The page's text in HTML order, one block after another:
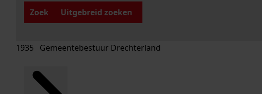
Zoek
Uitgebreid zoeken
1935 Gemeentebestuur Drechterland